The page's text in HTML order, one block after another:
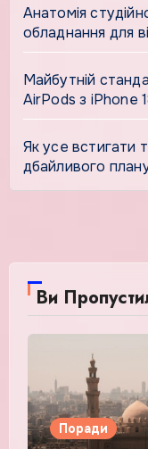
Анатомія
обладнання для
Майбутній
AirPods з iPhone
Як усе встигати
дбайливого
Ви
Поради